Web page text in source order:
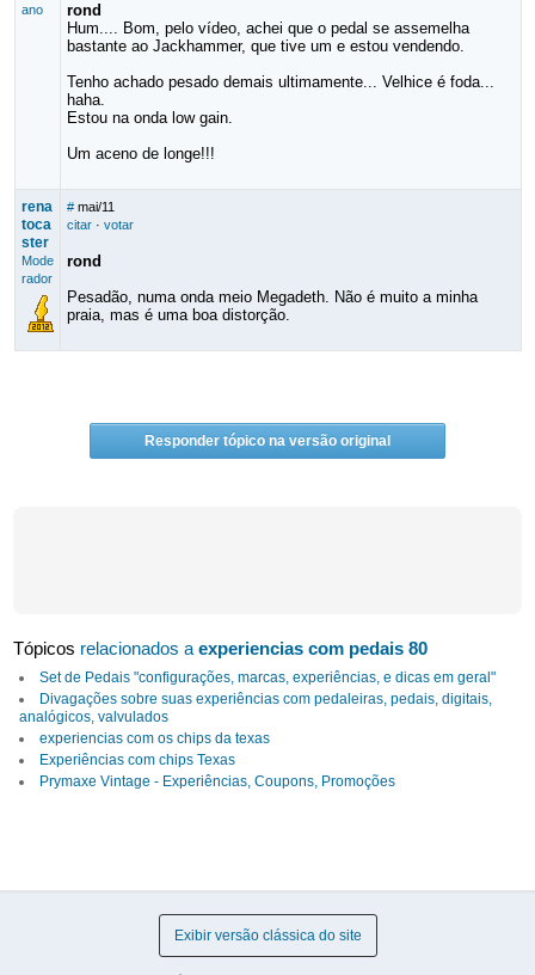
ano
rond
Hum.... Bom, pelo vídeo, achei que o pedal se assemelha
bastante ao Jackhammer, que tive um e estou vendendo.
Tenho achado pesado demais ultimamente... Velhice é foda...
haha.
Estou na onda low gain.
Um aceno de longe!!!
rena
toca
ster
Mode
rador
# mai/11
citar· votar
rond
Pesadão, numa onda meio Megadeth. Não é muito a minha
praia, mas é uma boa distorção.
Responder tópico na versão original
Tópicos relacionados aexperiencias com pedais 80
Set de Pedais "configurações, marcas, experiências, e dicas em geral"
Divagações sobre suas experiências com pedaleiras, pedais, digitais,
analógicos, valvulados
experiencias com os chips da texas
Experiências com chips Texas
Prymaxe Vintage - Experiências, Coupons, Promoções
Exibir versão clássica do site